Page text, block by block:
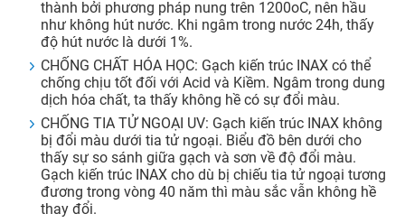
thành bởi phương pháp nung trên 1200oC, nên hầu
như không hút nước. Khi ngâm trong nước 24h, thấy
độ hút nước là dưới 1%.
CHỐNG CHẤT HÓA HỌC: Gạch kiến trúc INAX có thể
chống chịu tốt đối với Acid và Kiềm. Ngâm trong dung
dịch hóa chất, ta thấy không hề có sự đổi màu.
CHỐNG TIA TỬ NGOẠI UV: Gạch kiến trúc INAX không
bị đổi màu dưới tia tử ngoại. Biểu đồ bên dưới cho
thấy sự so sánh giữa gạch và sơn về độ đổi màu.
Gạch kiến trúc INAX cho dù bị chiếu tia tử ngoại tương
đương trong vòng 40 năm thì màu sắc vẫn không hề
thay đổi.